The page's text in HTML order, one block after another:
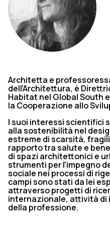
Architetta e
dell'Architettura, è
Habitat nel Global South
la Cooperazione allo
I suoi interessi scientifici
alla sostenibilità nel
estreme di scarsità,
rapporto tra salute e
di spazi architettonici e
strumenti per l'impegno
sociale nei processi di
campi sono stati da lei
attraverso progetti di
internazionale, attività di
della professione.